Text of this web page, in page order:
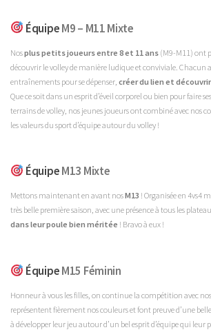
ÉquipeM9 – M11 Mixte
Nosplus petits joueurs entre 8 et 11 ans (M9-M11) ont
découvrir le volley de manière ludique et conviviale. Chacun
entraînements pour se dépenser, créer du lien et
Que ce soit dans un esprit d’éveil corporel ou bien pour faire
terrains de volley, nos jeunes joueurs ont combiné avec nos
les valeurs du sport d’équipe autour du volley !
ÉquipeM13 Mixte
Mettons maintenant en avant nosM13 ! Organisée en 4vs4
très belle première saison, avec une présence à tous les
dans leur poule bien méritée ! Bravo à eux !
ÉquipeM15 Féminin
Honneur à vous les filles, on continue la compétition avec nos
représentent fièrement nos couleurs et font preuve d’une
à développer leur jeu autour d’un bel esprit d’équipe qui leur